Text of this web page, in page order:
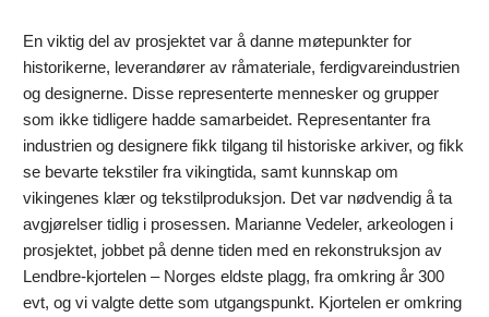
En viktig del av prosjektet var å danne møtepunkter for
historikerne, leverandører av råmateriale, ferdigvareindustrien
og designerne. Disse representerte mennesker og grupper
som ikke tidligere hadde samarbeidet. Representanter fra
industrien og designere fikk tilgang til historiske arkiver, og fikk
se bevarte tekstiler fra vikingtida, samt kunnskap om
vikingenes klær og tekstilproduksjon. Det var nødvendig å ta
avgjørelser tidlig i prosessen. Marianne Vedeler, arkeologen i
prosjektet, jobbet på denne tiden med en rekonstruksjon av
Lendbre-kjortelen – Norges eldste plagg, fra omkring år 300
evt, og vi valgte dette som utgangspunkt. Kjortelen er omkring